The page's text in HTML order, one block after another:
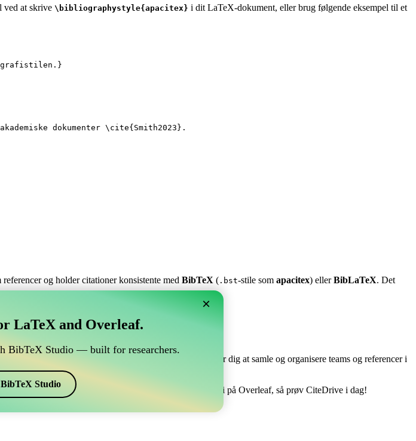
ved at skrive \bibliographystyle{apacitex} i dit LaTeX-dokument, eller brug følgende eksempel til et
dokumenter \cite{ Smith2023 }.
og holder citationer konsistente med BibTeX ( .bst-stile som apacitex) ellerBibLaTeX. Det
som forbindes til Overleaf?
forbindes til Overleaf?”
på Overleaf, så kan CiteDrive være perfekt! Det tillader dig at samle og organisere teams og referencer i
du leder efter en nem måde at håndtere din bibliografi på Overleaf, så prøv CiteDrive i dag!
×
LaTeX and Overleaf.
BibTeX Studio — built for researchers.
Studio